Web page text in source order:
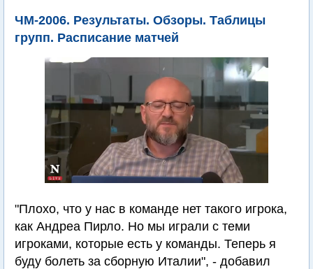
ЧМ-2006. Результаты. Обзоры. Таблицы
групп. Расписание матчей
"Плохо, что у нас в команде нет такого игрока,
как Андреа Пирло. Но мы играли с теми
игроками, которые есть у команды. Теперь я
буду болеть за сборную Италии", - добавил